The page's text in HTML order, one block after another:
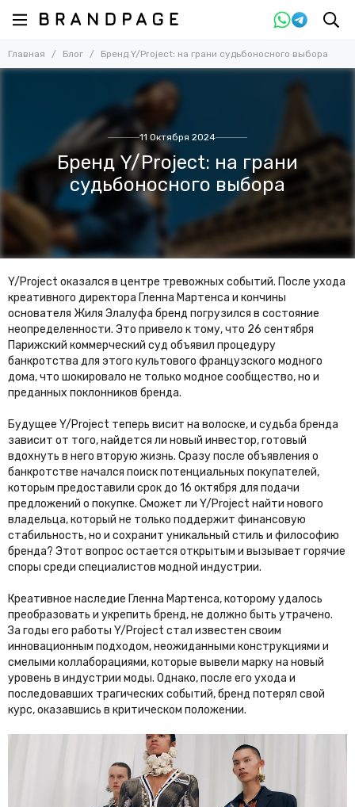
Главная Блог Бренд Y/Project: на грани судьбоносного выбора
11 Октября 2024
Бренд Y/Project: на грани
судьбоносного выбора
Y/Project оказался в центре тревожных событий. После ухода
креативного директора Гленна Мартенса и кончины
основателя Жиля Элалуфа бренд погрузился в состояние
неопределенности. Это привело к тому, что 26 сентября
Парижский коммерческий суд объявил процедуру
банкротства для этого культового французского модного
дома, что шокировало не только модное сообщество, но и
преданных поклонников бренда.
Будущее Y/Project теперь висит на волоске, и судьба бренда
зависит от того, найдется ли новый инвестор, готовый
вдохнуть в него вторую жизнь. Сразу после объявления о
банкротстве начался поиск потенциальных покупателей,
которым предоставили срок до 16 октября для подачи
предложений о покупке. Сможет ли Y/Project найти нового
владельца, который не только поддержит финансовую
стабильность, но и сохранит уникальный стиль и философию
бренда? Этот вопрос остается открытым и вызывает горячие
споры среди специалистов модной индустрии.
Креативное наследие Гленна Мартенса, которому удалось
преобразовать и укрепить бренд, не должно быть утрачено.
За годы его работы Y/Project стал известен своим
инновационным подходом, неожиданными конструкциями и
смелыми коллаборациями, которые вывели марку на новый
уровень в индустрии моды. Однако, после его ухода и
последовавших трагических событий, бренд потерял свой
курс, оказавшись в критическом положении.